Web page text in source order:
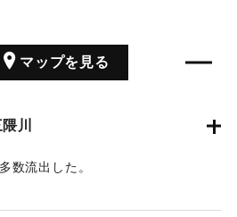
マップを見る
川
数流出した。